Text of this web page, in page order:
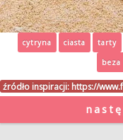
cytryna ciasta tarty
beza
źródło inspiracji: https://